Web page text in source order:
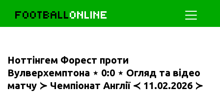
FOOTBALLONLINE
Ноттінгем Форест проти
Вулверхемптона ⋆ 0:0 ⋆ Огляд та відео
матчу ≻ Чемпіонат Англії ≺ 11.02.2026 ≻